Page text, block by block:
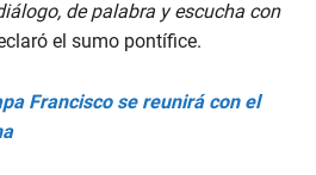
de palabra y escucha con
el sumo pontífice.
Francisco se reunirá con el